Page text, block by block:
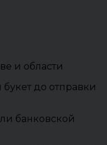
и области
до отправки
банковской